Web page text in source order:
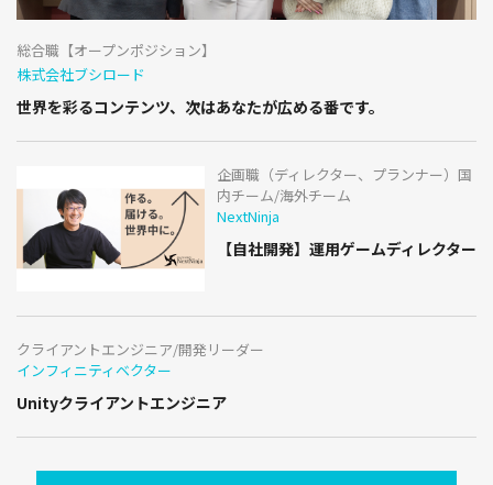
総合職【オープンポジション】
株式会社ブシロード
世界を彩るコンテンツ、次はあなたが広める番です。
企画職（ディレクター、プランナー）国
内チーム/海外チーム
NextNinja
【自社開発】運用ゲームディレクター
クライアントエンジニア/開発リーダー
インフィニティベクター
Unityクライアントエンジニア